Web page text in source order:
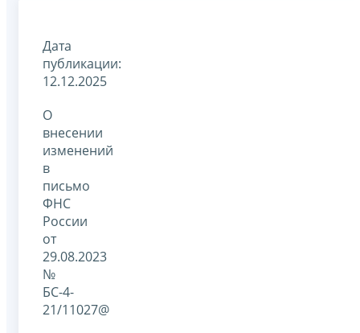
Дата
публикации:
12.12.2025
О
внесении
изменений
в
письмо
ФНС
России
от
29.08.2023
№
БС-4-
21/11027@